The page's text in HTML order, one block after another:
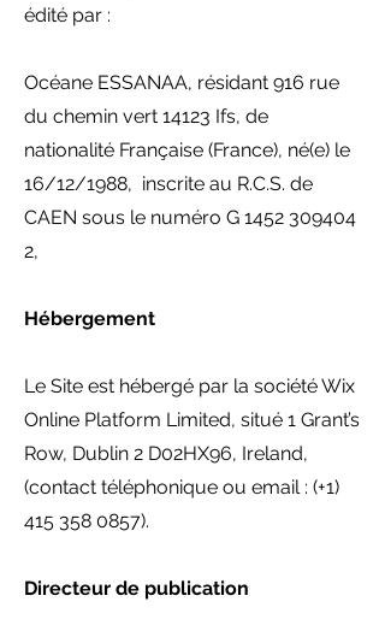
édité par :
Océane ESSANAA, résidant 916 rue
du chemin vert 14123 Ifs, de
nationalité Française (France), né(e) le
16/12/1988, inscrite au R.C.S. de
CAEN sous le numéro G 1452 309404
2,
Hébergement
Le Site est hébergé par la société Wix
Online Platform Limited, situé 1 Grant’s
Row, Dublin 2 D02HX96, Ireland,
(contact téléphonique ou email : (+1)
415 358 0857).
Directeur de publication